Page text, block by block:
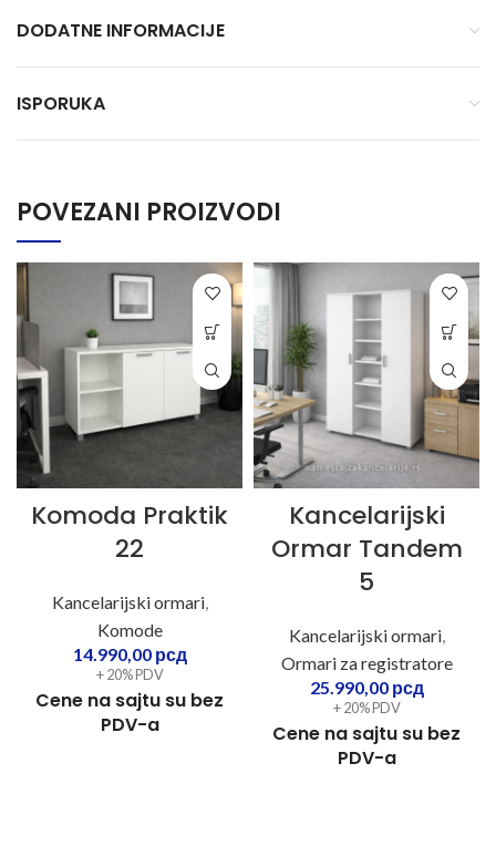
DODATNE INFORMACIJE
ISPORUKA
POVEZANI PROIZVODI
Komoda Praktik
22
Kancelarijski ormari,
Komode
14.990,00 рсд
+ 20% PDV
Cene na sajtu su bez
PDV-a
Kancelarijski
Ormar Tandem
5
Kancelarijski ormari,
Ormari za registratore
25.990,00 рсд
+ 20% PDV
Cene na sajtu su bez
PDV-a